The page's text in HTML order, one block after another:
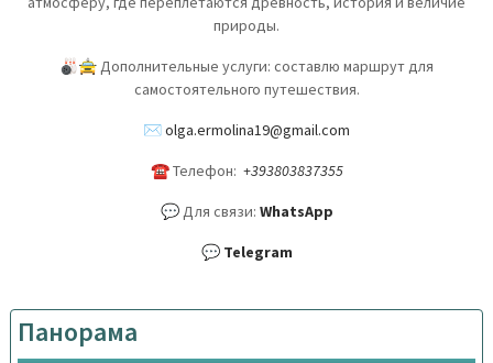
природы.
🎳🚖 Дополнительные услуги: составлю маршрут для
самостоятельного путешествия.
✉️olga.ermolina19@gmail.com
☎ Телефон: +393803837355
💬 Для связи: WhatsApp
💬 Telegram
Панорама